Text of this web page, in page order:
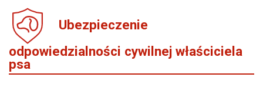
Ubezpieczenie
odpowiedzialności cywilnej właściciela
psa